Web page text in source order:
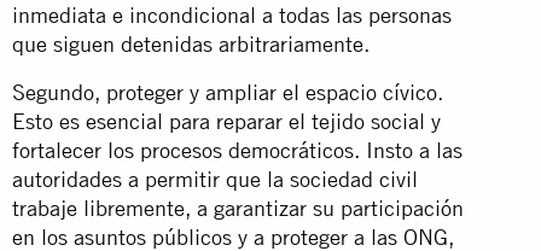
inmediata e incondicional a todas las personas
que siguen detenidas arbitrariamente.
Segundo, proteger y ampliar el espacio cívico.
Esto es esencial para reparar el tejido social y
fortalecer los procesos democráticos. Insto a las
autoridades a permitir que la sociedad civil
trabaje libremente, a garantizar su participación
en los asuntos públicos y a proteger a las ONG,